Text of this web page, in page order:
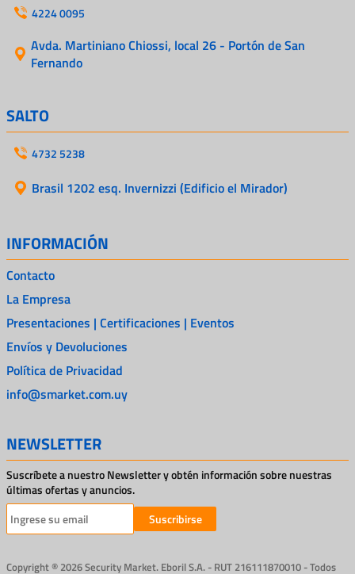
4224 0095
Avda. Martiniano Chiossi, local 26 - Portón de San
Fernando
SALTO
4732 5238
Brasil 1202 esq. Invernizzi (Edificio el Mirador)
INFORMACIÓN
Contacto
La Empresa
Presentaciones | Certificaciones | Eventos
Envíos y Devoluciones
Política de Privacidad
info@smarket.com.uy
NEWSLETTER
Suscríbete a nuestro Newsletter y obtén información sobre nuestras
últimas ofertas y anuncios.
Suscribirse
Copyright ® 2026 Security Market. Eboril S.A. - RUT 216111870010 - Todos